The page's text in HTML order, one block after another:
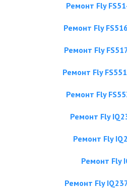
Ремонт Fly
Ремонт Fly
Ремонт Fly
Ремонт Fly
Ремонт Fly
Ремонт Fly
Ремонт Fly
Ремонт Fly
Ремонт Fly